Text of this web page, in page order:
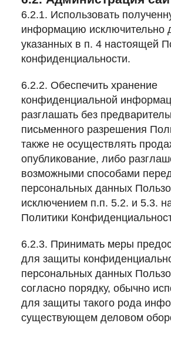
6.2.1. Использовать
информацию исключительно
указанных в п. 4 настоящей
конфиденциальности.
6.2.2. Обеспечить хранение
конфиденциальной
разглашать без
письменного разрешения
также не осуществлять
опубликование, либо
возможными способами
персональных данных
исключением п.п. 5.2. и 5.3.
Политики
6.2.3. Принимать меры
для защиты
персональных данных
согласно порядку, обычно
для защиты такого рода
существующем деловом